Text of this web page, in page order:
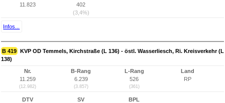
11.823
402
(3,4%)
Infos...
B 419 KVP OD Temmels, Kirchstraße (L 136) - östl. Wasserliesch, Ri. Kreisverkehr (L
138)
Nr.
11.259
(12.982)
B-Rang
6.239
(3.857)
L-Rang
526
(361)
Land
RP
DTV
SV
BPL